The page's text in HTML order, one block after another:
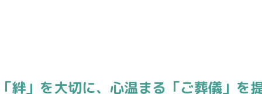
絆」を大切に、 心温まる「ご葬儀」を